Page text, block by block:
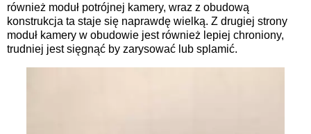
również moduł potrójnej kamery, wraz z obudową
konstrukcja ta staje się naprawdę wielką. Z drugiej strony
moduł kamery w obudowie jest również lepiej chroniony,
trudniej jest sięgnąć by zarysować lub splamić.